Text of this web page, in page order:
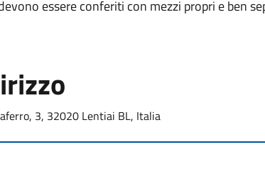
essere conferiti con mezzi propri e ben
3, 32020 Lentiai BL, Italia